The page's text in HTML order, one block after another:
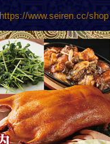
https://www.seiren.cc/shop